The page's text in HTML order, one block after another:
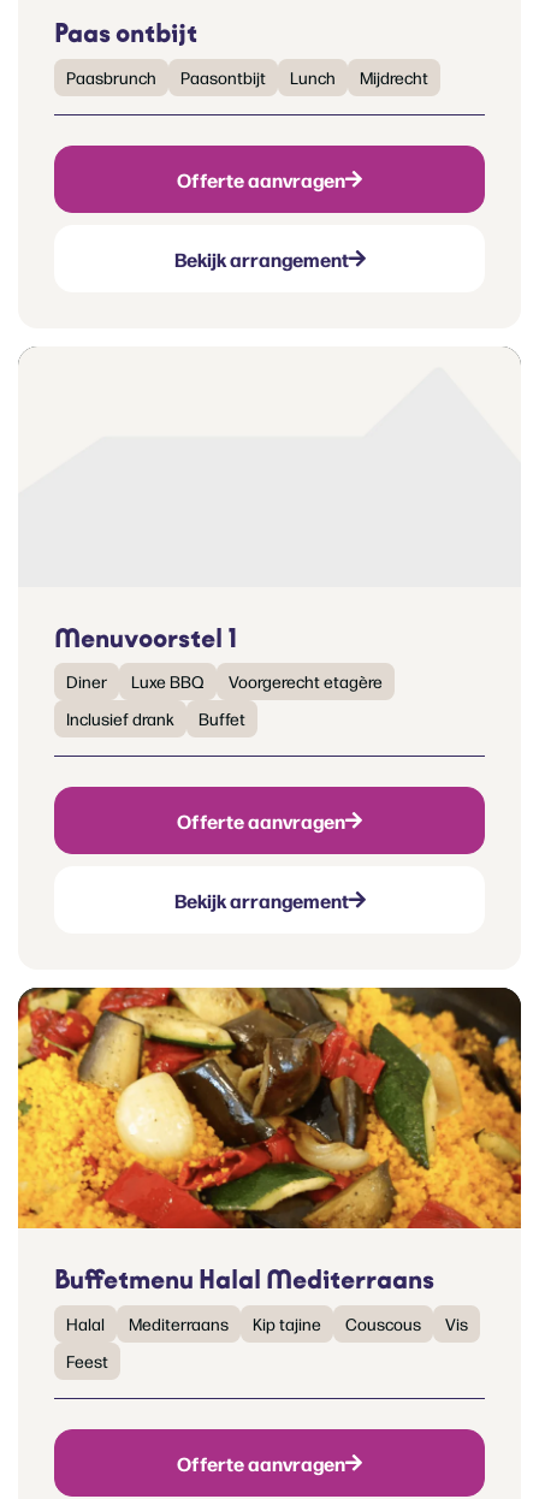
Paas ontbijt
Paasbrunch Paasontbijt Lunch Mijdrecht
Offerte aanvragen
Bekijk arrangement
Menuvoorstel 1
Diner Luxe BBQ
Voorgerecht etagère
Inclusief drank
Buffet
Offerte aanvragen
Bekijk arrangement
Buffetmenu Halal Mediterraans
Halal Mediterraans Kip tajine Couscous
Vis
Feest
Offerte aanvragen